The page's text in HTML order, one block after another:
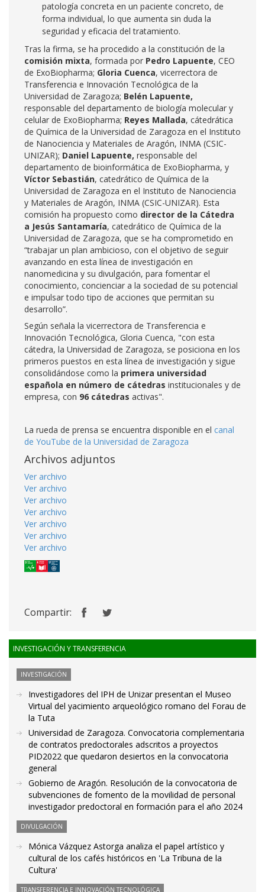
patología concreta en un paciente concreto, de
forma individual, lo que aumenta sin duda la
seguridad y eficacia del tratamiento.
Tras la firma, se ha procedido a la constitución de la
comisión mixta, formada por Pedro Lapuente, CEO
de ExoBiopharma; Gloria Cuenca, vicerrectora de
Transferencia e Innovación Tecnológica de la
Universidad de Zaragoza; Belén Lapuente,
responsable del departamento de biología molecular y
celular de ExoBiopharma; Reyes Mallada, cátedrática
de Química de la Universidad de Zaragoza en el Instituto
de Nanociencia y Materiales de Aragón, INMA (CSIC-
UNIZAR); Daniel Lapuente, responsable del
departamento de bioinformática de ExoBiopharma, y
Víctor Sebastián, catedrático de Química de la
Universidad de Zaragoza en el Instituto de Nanociencia
y Materiales de Aragón, INMA (CSIC-UNIZAR). Esta
comisión ha propuesto como director de la Cátedra
a Jesús Santamaría, catedrático de Química de la
Universidad de Zaragoza, que se ha comprometido en
“trabajar un plan ambicioso, con el objetivo de seguir
avanzando en esta línea de investigación en
nanomedicina y su divulgación, para fomentar el
conocimiento, concienciar a la sociedad de su potencial
e impulsar todo tipo de acciones que permitan su
desarrollo”.
Según señala la vicerrectora de Transferencia e
Innovación Tecnológica, Gloria Cuenca, "con esta
cátedra, la Universidad de Zaragoza, se posiciona en los
primeros puestos en esta línea de investigación y sigue
consolidándose como la primera universidad
española en número de cátedras institucionales y de
empresa, con 96 cátedras activas".
La rueda de prensa se encuentra disponible en el canal
de YouTube de la Universidad de Zaragoza
Archivos adjuntos
Ver archivo
Ver archivo
Ver archivo
Ver archivo
Ver archivo
Ver archivo
Ver archivo
Compartir:
INVESTIGACIÓN Y TRANSFERENCIA
INVESTIGACIÓN
Investigadores del IPH de Unizar presentan el Museo
Virtual del yacimiento arqueológico romano del Forau de
la Tuta
Universidad de Zaragoza. Convocatoria complementaria
de contratos predoctorales adscritos a proyectos
PID2022 que quedaron desiertos en la convocatoria
general
Gobierno de Aragón. Resolución de la convocatoria de
subvenciones de fomento de la movilidad de personal
investigador predoctoral en formación para el año 2024
DIVULGACIÓN
Mónica Vázquez Astorga analiza el papel artístico y
cultural de los cafés históricos en 'La Tribuna de la
Cultura'
TRANSFERENCIA E INNOVACIÓN TECNOLÓGICA